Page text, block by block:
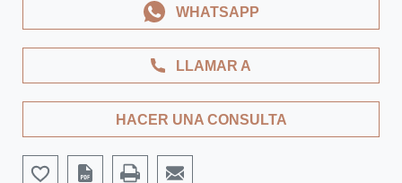
LLAMAR A
WHATSAPP
HACER UNA CONSULTA